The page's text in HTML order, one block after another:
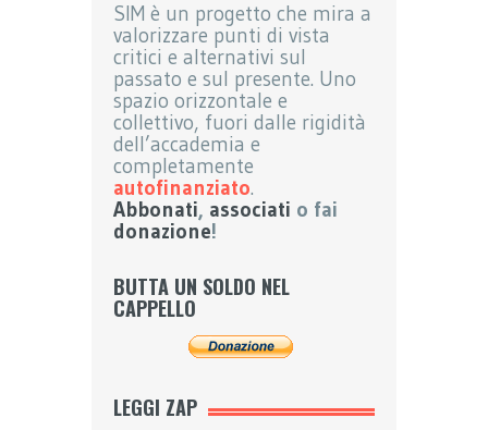
SIM è un progetto che mira a
valorizzare punti di vista
critici e alternativi sul
passato e sul presente. Uno
spazio orizzontale e
collettivo, fuori dalle rigidità
dell’accademia e
completamente
autofinanziato.
Abbonati, associati o fai
donazione!
BUTTA UN SOLDO NEL
CAPPELLO
LEGGI ZAP